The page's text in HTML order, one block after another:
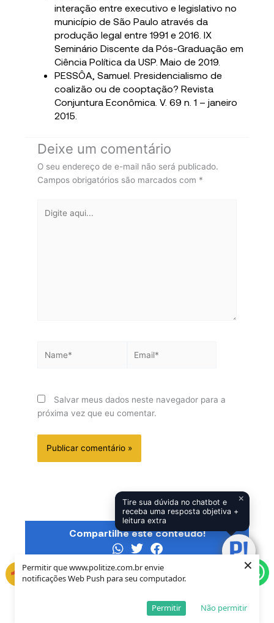
Permitir que www.politize.com.br envie
notificações Web Push para seu computador.
Não permitir
Permitir
×
interação entre executivo e legislativo no
município de São Paulo através da
produção legal entre 1991 e 2016. IX
Seminário Discente da Pós-Graduação em
Ciência Política da USP. Maio de 2019.
PESSÔA, Samuel. Presidencialismo de
coalizão ou de cooptação? Revista
Conjuntura Econômica. V. 69 n. 1 – janeiro
2015.
Deixe um comentário
O seu endereço de e-mail não será publicado.
Campos obrigatórios são marcados com *
aqui...
Salvar meus dados neste navegador para a
próxima vez que eu comentar.
Compartilhe este conteúdo!
CONTEÚDOS RELACIONADOS
Tire sua dúvida no chatbot e
receba uma resposta objetiva +
leitura extra
×